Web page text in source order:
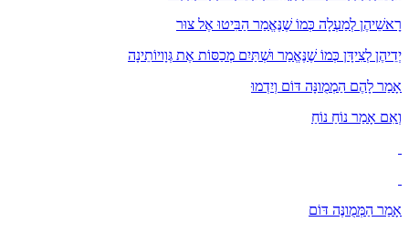
רָאשֵׁיהֶן לְמַעְלָה כְּמוֹ שֶׁנֶּאֱמַר הַבִּיטוּ אֶל צוּר
יְדֵיהֶן לְצִידָּן כְּמוֹ שֶׁנֶּאֱמַר וּשְׁתַּיִם מְכַסּוֹת אֶת גְּוָויוֹתֵינָה
אָמַר לָהֶם הַמְמֻונָּה דּוֹם וְיִדְמוּ
וְאִם אָמַר נוֹחַ נוֹחַ
אָמַר הַמְּמֻונֶּה דּוֹם